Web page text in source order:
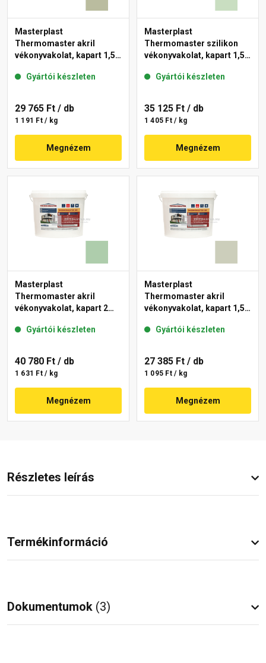
Masterplast
Thermomaster akril
vékonyvakolat, kapart 1,5
Gyártói készleten
29 765 Ft / db
1 191 Ft / kg
Megnézem
Masterplast
Thermomaster szilikon
vékonyvakolat, kapart 1,5
Gyártói készleten
35 125 Ft / db
1 405 Ft / kg
Megnézem
Masterplast
Thermomaster akril
vékonyvakolat, kapart 2
Gyártói készleten
40 780 Ft / db
1 631 Ft / kg
Megnézem
Masterplast
Thermomaster akril
vékonyvakolat, kapart 1,5
Gyártói készleten
27 385 Ft / db
1 095 Ft / kg
Megnézem
Részletes leírás
Termékinformáció
Dokumentumok (3)